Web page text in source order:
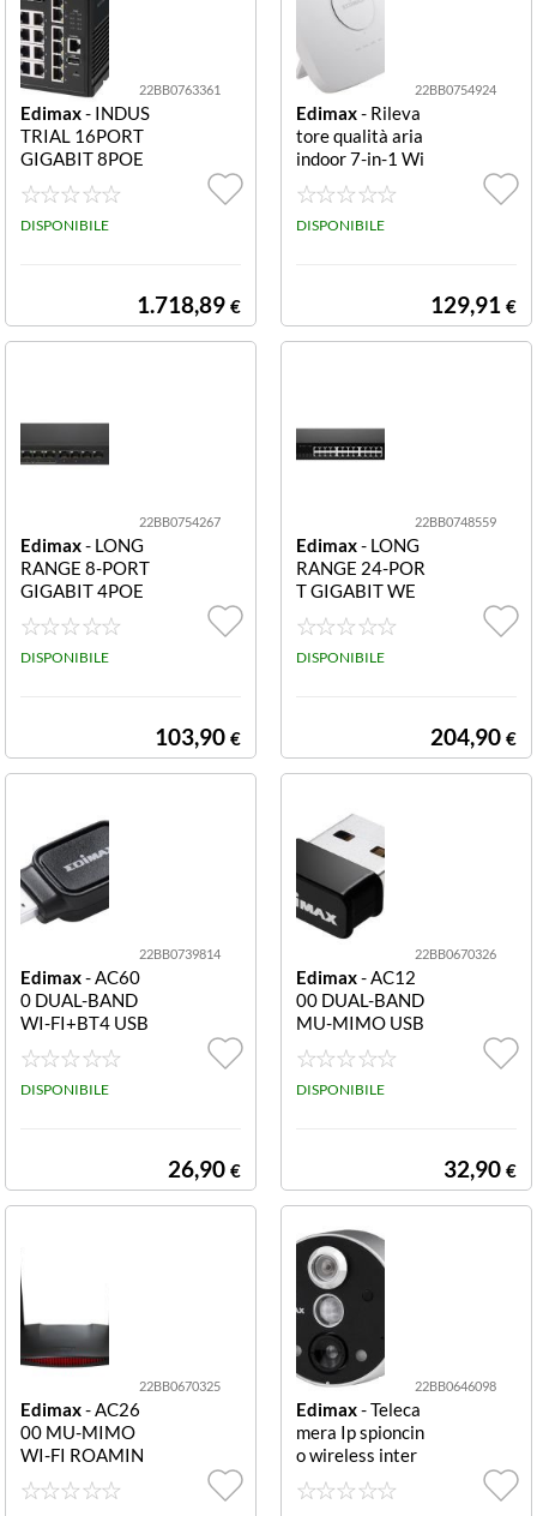
22BB0763361
Edimax- INDUS
TRIAL 16PORT
GIGABIT 8POE
+ MANAGED S
WITCH 4 SFP SL
OTS
DISPONIBILE
1.718,89 €
22BB0754924
Edimax- Rileva
tore qualità aria
indoor 7-in-1 Wi
-Fi 7-IN-1 MULT
I-SENSOR IND
OOR AIR QUAL
DISPONIBILE
129,91 €
22BB0754267
Edimax- LONG
RANGE 8-PORT
GIGABIT 4POE
+ WEB MANAG
ED SWITCH
DISPONIBILE
103,90 €
22BB0748559
Edimax- LONG
RANGE 24-POR
T GIGABIT WE
B SMART SWIT
CH W/4 SFP SL
OTS
DISPONIBILE
204,90 €
22BB0739814
Edimax- AC60
0 DUAL-BAND
WI-FI+BT4 USB
ADAPTER
DISPONIBILE
26,90 €
22BB0670326
Edimax- AC12
00 DUAL-BAND
MU-MIMO USB
ADAPTER
DISPONIBILE
32,90 €
22BB0670325
Edimax- AC26
00 MU-MIMO
WI-FI ROAMIN
G ROUTER
22BB0646098
Edimax- Teleca
mera Ip spioncin
o wireless inter
na SMART WRL
S PEEPHOLE N